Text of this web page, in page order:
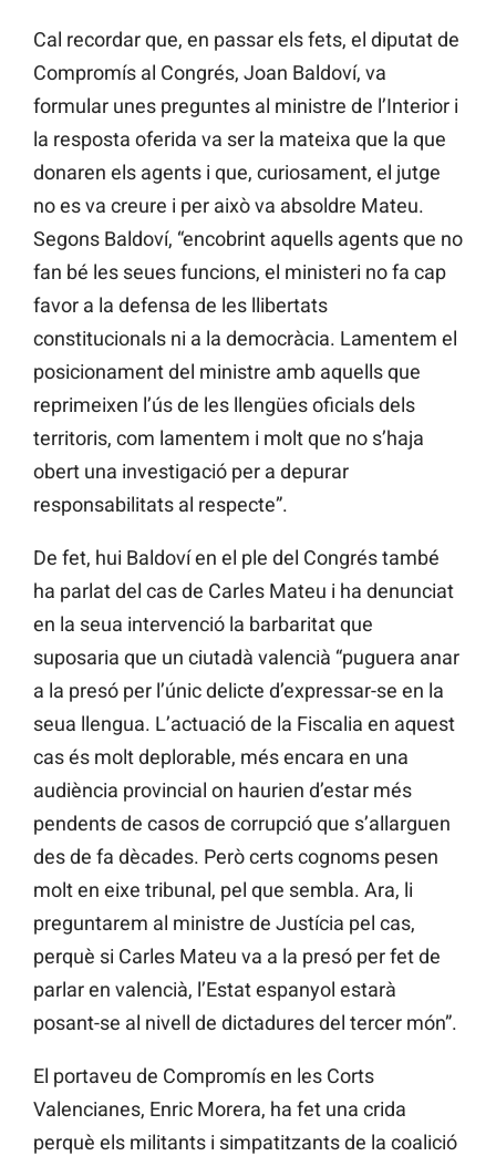
Cal recordar que, en passar els fets, el diputat de
Compromís al Congrés, Joan Baldoví, va
formular unes preguntes al ministre de l’Interior i
la resposta oferida va ser la mateixa que la que
donaren els agents i que, curiosament, el jutge
no es va creure i per això va absoldre Mateu.
Segons Baldoví, “encobrint aquells agents que no
fan bé les seues funcions, el ministeri no fa cap
favor a la defensa de les llibertats
constitucionals ni a la democràcia. Lamentem el
posicionament del ministre amb aquells que
reprimeixen l’ús de les llengües oficials dels
territoris, com lamentem i molt que no s’haja
obert una investigació per a depurar
responsabilitats al respecte”.
De fet, hui Baldoví en el ple del Congrés també
ha parlat del cas de Carles Mateu i ha denunciat
en la seua intervenció la barbaritat que
suposaria que un ciutadà valencià “puguera anar
a la presó per l’únic delicte d’expressar-se en la
seua llengua. L’actuació de la Fiscalia en aquest
cas és molt deplorable, més encara en una
audiència provincial on haurien d’estar més
pendents de casos de corrupció que s’allarguen
des de fa dècades. Però certs cognoms pesen
molt en eixe tribunal, pel que sembla. Ara, li
preguntarem al ministre de Justícia pel cas,
perquè si Carles Mateu va a la presó per fet de
parlar en valencià, l’Estat espanyol estarà
posant-se al nivell de dictadures del tercer món”.
El portaveu de Compromís en les Corts
Valencianes, Enric Morera, ha fet una crida
perquè els militants i simpatitzants de la coalició